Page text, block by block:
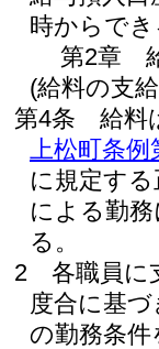
時からで
第2章
(給料の支
第4条
給料
上松町条例
に規定す
による勤
る。
2
各職員に
度合に基
の勤務条